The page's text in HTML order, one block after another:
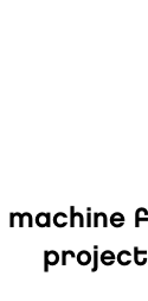
machine